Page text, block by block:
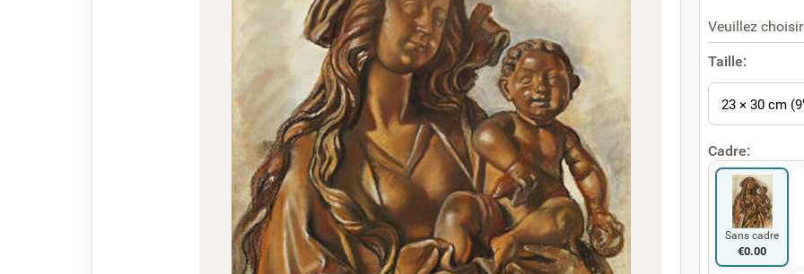
Veuillez
Taille:
23 × 30 cm
Cadre:
Sans cadre
€0.00